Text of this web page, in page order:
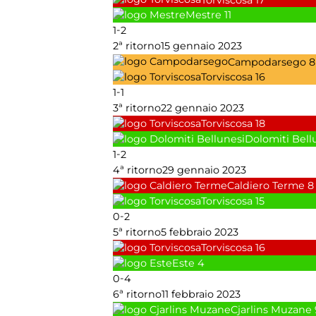
Mestre 11
1-2
2ª ritorno15 gennaio 2023
Campodarsego 8
Torviscosa 16
1-1
3ª ritorno22 gennaio 2023
Torviscosa 18
Dolomiti
1-2
4ª ritorno29 gennaio 2023
Caldiero Terme 8
Torviscosa 15
0-2
5ª ritorno5 febbraio 2023
Torviscosa 16
Este 4
0-4
6ª ritorno11 febbraio 2023
Cjarlins Muzane